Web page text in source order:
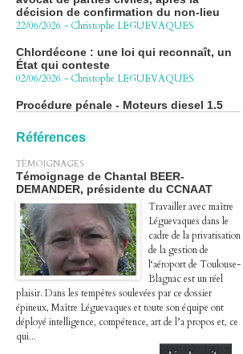
Chlordécone : une loi qui reconnaît, un
État qui conteste
Procédure pénale - Moteurs diesel 1.5
BlueHDi : complément de plainte contre
27/04/2026 -Christophe LEGUEVAQUES
Péage autoroute : tout savoir (ou
le 2 avril
07/04/2026 -Christophe LEGUEVAQUES
Références
TÉMOIGNAGES
Témoignage de Chantal BEER-
DEMANDER, présidente du CCNAAT
Travailler avec maître
Léguevaques dans le
cadre de la privatisation
de la gestion de
l‘aéroport de Toulouse-
Blagnac est un réel
plaisir. Dans les tempêtes soulevées par ce dossier
épineux, Maître Léguevaques et toute son équipe ont
déployé intelligence, compétence, art de l’a propos et, ce
qui...